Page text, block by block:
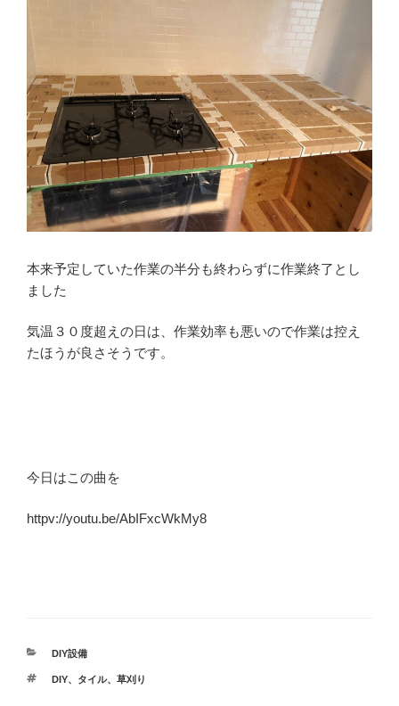
本来予定していた作業の半分も終わらずに作業終了とし
ました
気温３０度超えの日は、作業効率も悪いので作業は控え
たほうが良さそうです。
今日はこの曲を
httpv://youtu.be/AbIFxcWkMy8
カ
ゴ
DIY設備
タ
DIY、 タイル、 草刈り